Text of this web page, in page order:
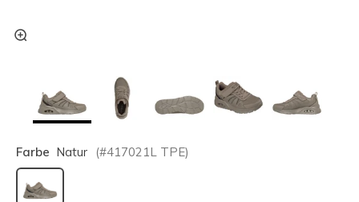
Farbe Natur (#417021L TPE)